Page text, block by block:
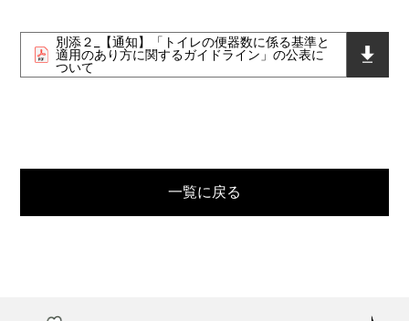
別添２_【通知】「トイレの便器数に係る基準と
適用のあり方に関するガイドライン」の公表に
ついて
一覧に戻る